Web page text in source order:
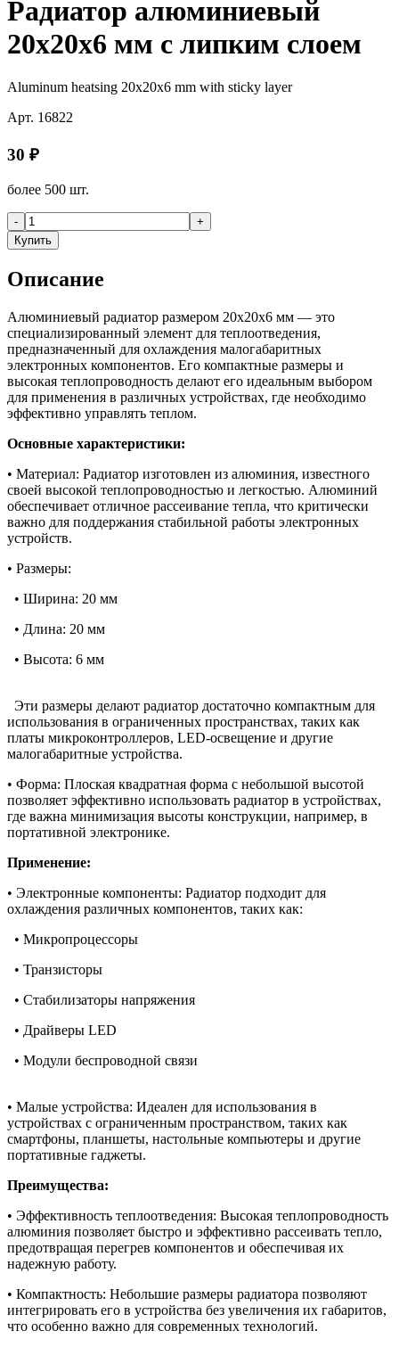
Радиатор алюминиевый
20x20x6 мм с липким слоем
Aluminum heatsing 20x20x6 mm with sticky layer
Арт. 16822
30 ₽
более 500 шт.
-
+
Купить
Описание
Алюминиевый радиатор размером 20x20x6 мм — это
специализированный элемент для теплоотведения,
предназначенный для охлаждения малогабаритных
электронных компонентов. Его компактные размеры и
высокая теплопроводность делают его идеальным выбором
для применения в различных устройствах, где необходимо
эффективно управлять теплом.
Основные характеристики:
• Материал: Радиатор изготовлен из алюминия, известного
своей высокой теплопроводностью и легкостью. Алюминий
обеспечивает отличное рассеивание тепла, что критически
важно для поддержания стабильной работы электронных
устройств.
• Размеры:
• Ширина: 20 мм
• Длина: 20 мм
• Высота: 6 мм
Эти размеры делают радиатор достаточно компактным для
использования в ограниченных пространствах, таких как
платы микроконтроллеров, LED-освещение и другие
малогабаритные устройства.
• Форма: Плоская квадратная форма с небольшой высотой
позволяет эффективно использовать радиатор в устройствах,
где важна минимизация высоты конструкции, например, в
портативной электронике.
Применение:
• Электронные компоненты: Радиатор подходит для
охлаждения различных компонентов, таких как:
• Микропроцессоры
• Транзисторы
• Стабилизаторы напряжения
• Драйверы LED
• Модули беспроводной связи
• Малые устройства: Идеален для использования в
устройствах с ограниченным пространством, таких как
смартфоны, планшеты, настольные компьютеры и другие
портативные гаджеты.
Преимущества:
• Эффективность теплоотведения: Высокая теплопроводность
алюминия позволяет быстро и эффективно рассеивать тепло,
предотвращая перегрев компонентов и обеспечивая их
надежную работу.
• Компактность: Небольшие размеры радиатора позволяют
интегрировать его в устройства без увеличения их габаритов,
что особенно важно для современных технологий.